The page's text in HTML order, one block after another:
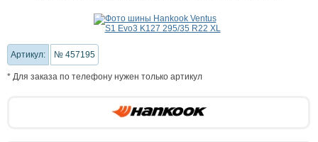
Артикул: № 457195
* Для заказа по телефону нужен только артикул